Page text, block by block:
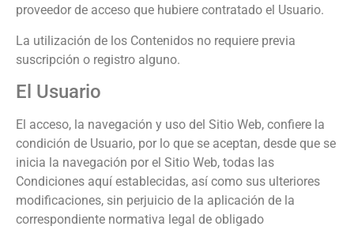
proveedor de acceso que hubiere contratado el Usuario.
La utilización de los Contenidos no requiere previa
suscripción o registro alguno.
El Usuario
El acceso, la navegación y uso del Sitio Web, confiere la
condición de Usuario, por lo que se aceptan, desde que se
inicia la navegación por el Sitio Web, todas las
Condiciones aquí establecidas, así como sus ulteriores
modificaciones, sin perjuicio de la aplicación de la
correspondiente normativa legal de obligado